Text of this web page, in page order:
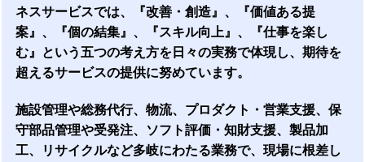
ネスサービスでは、『改善・創造』、『価値ある提
案』、『個の結集』、『スキル向上』、『仕事を楽し
む』という五つの考え方を日々の実務で体現し、期待を
超えるサービスの提供に努めています。
施設管理や総務代行、物流、プロダクト・営業支援、保
守部品管理や受発注、ソフト評価・知財支援、製品加
工、リサイクルなど多岐にわたる業務で、現場に根差し